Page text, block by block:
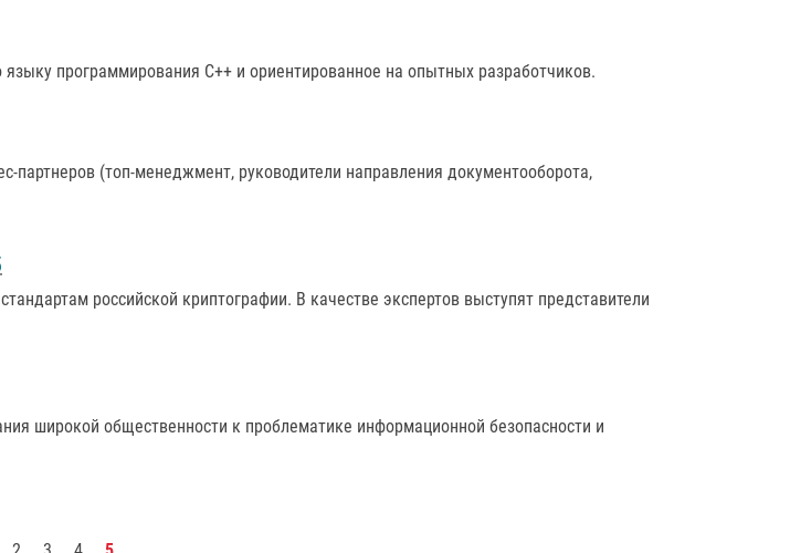
программирования С++ и ориентированное на опытных разработчиков.
партнеров (топ-менеджмент, руководители направления документооборота,
российской криптографии. В качестве экспертов выступят представители
широкой общественности к проблематике информационной безопасности и